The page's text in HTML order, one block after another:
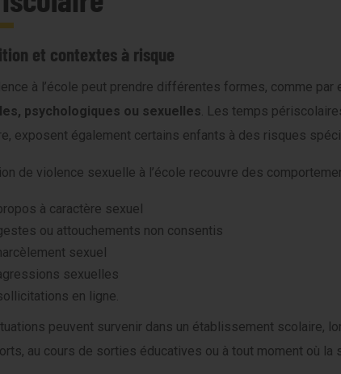
et contextes à risque
à l’école peut prendre différentes formes, comme par
psychologiques ou sexuelles . Les temps
exposent également certains enfants à des risques
de violence sexuelle à l’école recouvre des
à caractère sexuel
ou attouchements non consentis
sexuel
sexuelles
en ligne.
peuvent survenir dans un établissement scolaire,
au cours de sorties éducatives ou à tout moment où la